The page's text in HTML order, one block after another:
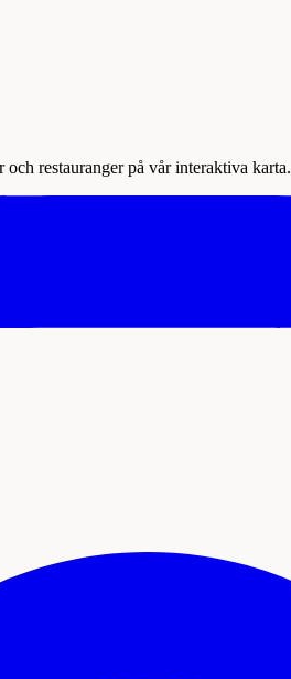
restauranger på vår interaktiva karta.